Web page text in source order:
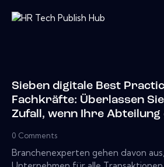
Sieben digitale Best
Fachkräfte: Überlassen
Zufall, wenn Ihre
0 Comments
Branchenexperten gehen davon